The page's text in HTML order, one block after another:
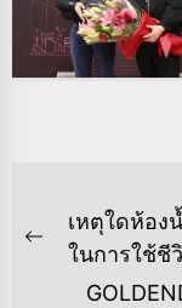
แนะแนว
เรื่อง
Previous
เหตุใดห้อง
ในการใช้ชี